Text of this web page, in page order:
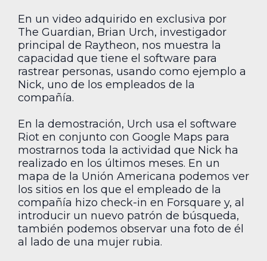
En un video adquirido en exclusiva por
The Guardian, Brian Urch, investigador
principal de Raytheon, nos muestra la
capacidad que tiene el software para
rastrear personas, usando como ejemplo a
Nick, uno de los empleados de la
compañía.
En la demostración, Urch usa el software
Riot en conjunto con Google Maps para
mostrarnos toda la actividad que Nick ha
realizado en los últimos meses. En un
mapa de la Unión Americana podemos ver
los sitios en los que el empleado de la
compañía hizo check-in en Forsquare y, al
introducir un nuevo patrón de búsqueda,
también podemos observar una foto de él
al lado de una mujer rubia.